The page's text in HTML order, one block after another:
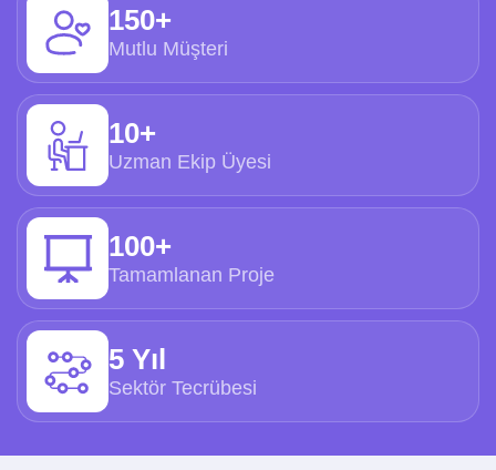
150+
Mutlu Müşteri
10+
Uzman Ekip Üyesi
100+
Tamamlanan Proje
5 Yıl
Sektör Tecrübesi